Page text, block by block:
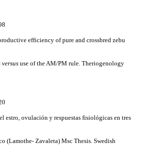
efficiency of pure and crossbred zebu
versus use of the AM/PM rule. Theriogenology
ovulación y respuestas fisiológicas en tres
(Lamothe- Zavaleta) Msc Thesis. Swedish